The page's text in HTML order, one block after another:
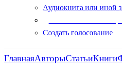
Аудиокнига или иной
Создать голосование
ГлавнаяАвторыСтатьиКниги